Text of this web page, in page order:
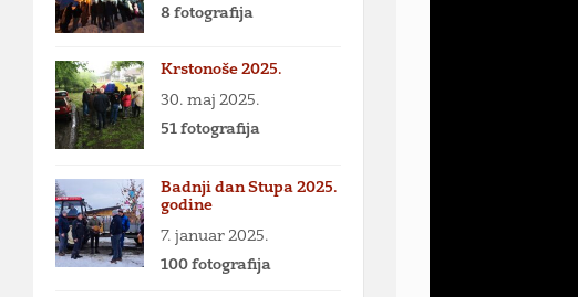
8 fotografija
Krstonoše 2025.
30. maj 2025.
51 fotografija
Badnji dan Stupa 2025.
godine
7. januar 2025.
100 fotografija